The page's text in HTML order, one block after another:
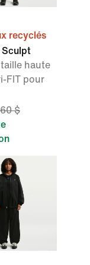
recyclés
Sculpt
haute
FIT pour
60 $